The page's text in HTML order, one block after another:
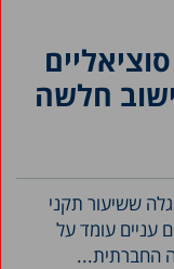
חלשה
ששיעור תקני
עניים עומד על